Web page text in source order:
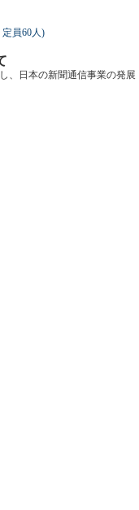
員60人)
、日本の新聞通信事業の発展